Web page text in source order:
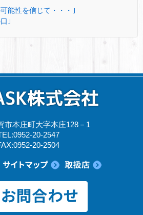
能性を信じて・・・｣
｣
市本庄町大字本庄128－1
20-2547
20-2504